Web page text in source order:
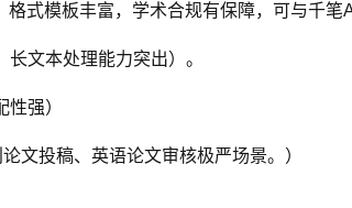
格式模板丰富，学术合规有保障，可与千笔
文本处理能力突出）。
强）
文投稿、英语论文审核极严场景。）